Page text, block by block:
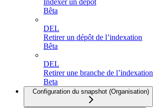
Indexer un dépôt
Bêta
DEL
Retirer un dépôt de l’indexation
Bêta
DEL
Retirer une branche de l’indexation
Beta
Configuration du snapshot (Organisation)